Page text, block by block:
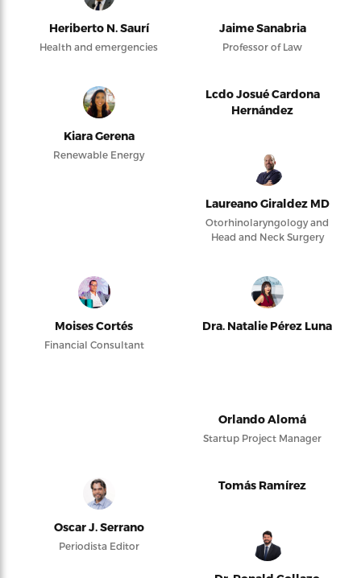
Heriberto N. Saurí
Health and emergencies
Jaime Sanabria
Professor of Law
Kiara Gerena
Renewable Energy
Lcdo Josué Cardona
Hernández
Laureano Giraldez MD
Otorhinolaryngology and
Head and Neck Surgery
Moises Cortés
Financial Consultant
Dra. Natalie Pérez Luna
Orlando Alomá
Startup Project Manager
Oscar J. Serrano
Periodista Editor
Tomás Ramírez